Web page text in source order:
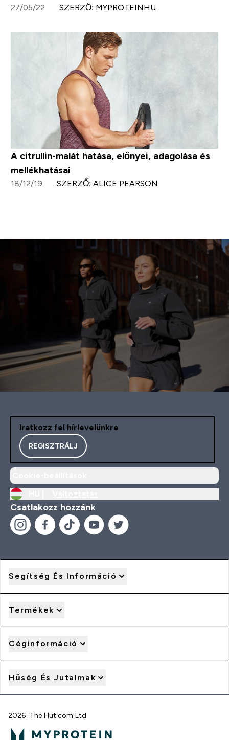
27/05/22 SZERZŐ: MYPROTEINHU
A citrullin-malát hatása, előnyei, adagolása és
mellékhatásai
18/12/19 SZERZŐ: ALICE PEARSON
Iratkozz fel hírlevelünkre
REGISZTRÁLJ
Csatlakozz hozzánk
Segítség És Információ
Termékek
Céginformáció
Hűség És Jutalmak
2026 The Hut.com Ltd